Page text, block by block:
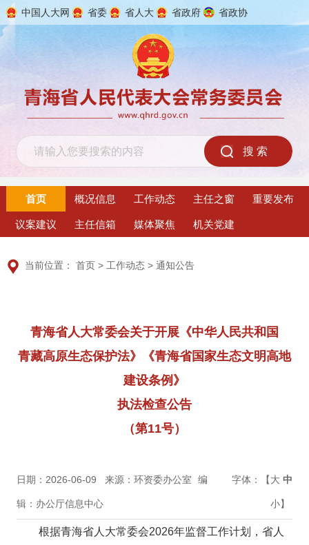
中国人大网 省委 省人大 省政府 省政协
首页 概况信息 工作动态 主任之窗 重要发布
议案建议 主任信箱 媒体聚焦 机关党建
当前位置：首页 >工作动态 >通知公告
青海省人大常委会关于开展《中华人民共和国
青藏高原生态保护法》《青海省国家生态文明高地
建设条例》
执法检查公告
（第11号）
日期：2026-06-09 来源：环资委办公室 编
辑：办公厅信息中心
字体：【大 中
小】
根据青海省人大常委会2026年监督工作计划，省人